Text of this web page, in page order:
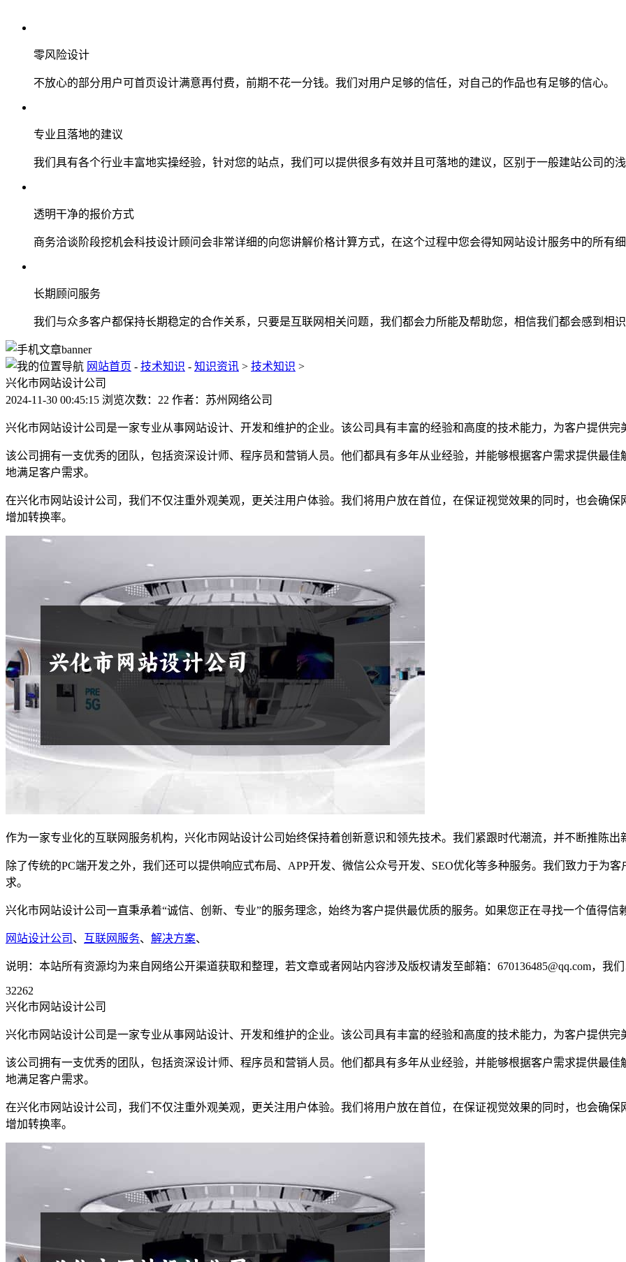
零风险设计
不放心的部分用户可首页设计满意再付费，前期不花一分钱。我们对用户足够的信任，对自己的作品也有足够的信心。
专业且落地的建议
我们具有各个行业丰富地实操经验，针对您的站点，我们可以提供很多有效并且可落地的建议，区别于一般建站公司的
透明干净的报价方式
商务洽谈阶段挖机会科技设计顾问会非常详细的向您讲解价格计算方式，在这个过程中您会得知网站设计服务中的所有
长期顾问服务
我们与众多客户都保持长期稳定的合作关系，只要是互联网相关问题，我们都会力所能及帮助您，相信我们都会感到相
网站首页 - 技术知识 - 知识资讯 > 技术知识 >
兴化市网站设计公司
2024-11-30 00:45:15 浏览次数：22 作者：苏州网络公司
兴化市网站设计公司是一家专业从事网站设计、开发和维护的企业。该公司具有丰富的经验和高度的技术能力，为客户提供完
该公司拥有一支优秀的团队，包括资深设计师、程序员和营销人员。他们都具有多年从业经验，并能够根据客户需求提供最
地满足客户需求。
在兴化市网站设计公司，我们不仅注重外观美观，更关注用户体验。我们将用户放在首位，在保证视觉效果的同时，也会确
增加转换率。
作为一家专业化的互联网服务机构，兴化市网站设计公司始终保持着创新意识和领先技术。我们紧跟时代潮流，并不断推陈
除了传统的PC端开发之外，我们还可以提供响应式布局、APP开发、微信公众号开发、SEO优化等多种服务。我们致力于为
求。
兴化市网站设计公司一直秉承着“诚信、创新、专业”的服务理念，始终为客户提供最优质的服务。如果您正在寻找一个值得
网站设计公司 、 互联网服务、 解决方案、
说明：本站所有资源均为来自网络公开渠道获取和整理，若文章或者网站内容涉及版权请发至邮箱：670136485@qq.com，我
32262
兴化市网站设计公司
兴化市网站设计公司是一家专业从事网站设计、开发和维护的企业。该公司具有丰富的经验和高度的技术能力，为客户提供完
该公司拥有一支优秀的团队，包括资深设计师、程序员和营销人员。他们都具有多年从业经验，并能够根据客户需求提供最
地满足客户需求。
在兴化市网站设计公司，我们不仅注重外观美观，更关注用户体验。我们将用户放在首位，在保证视觉效果的同时，也会确
增加转换率。